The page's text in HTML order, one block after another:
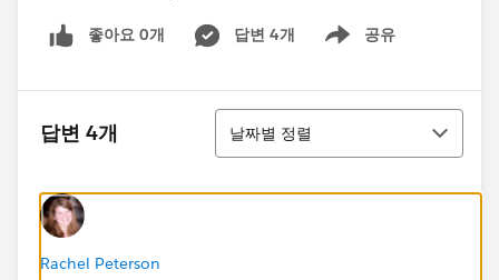
좋아요 0개 답변 4개 공유
Show menu
답변 4개
정렬
날짜별 정렬
Rachel Peterson